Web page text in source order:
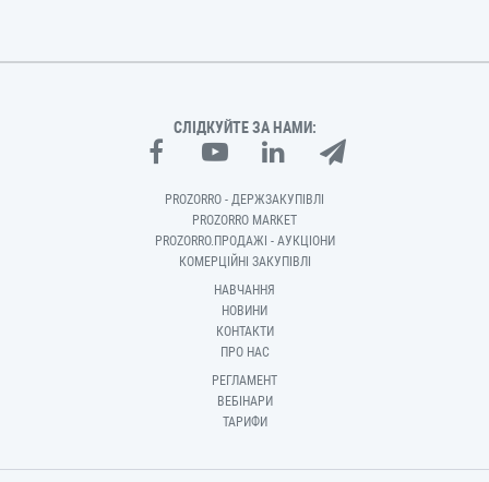
СЛІДКУЙТЕ ЗА НАМИ:
PROZORRO - ДЕРЖЗАКУПІВЛІ
PROZORRO MARKET
PROZORRO.ПРОДАЖІ - АУКЦІОНИ
КОМЕРЦІЙНІ ЗАКУПІВЛІ
НАВЧАННЯ
НОВИНИ
КОНТАКТИ
ПРО НАС
РЕГЛАМЕНТ
ВЕБІНАРИ
ТАРИФИ